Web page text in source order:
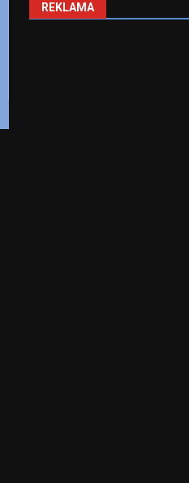
REKLAMA